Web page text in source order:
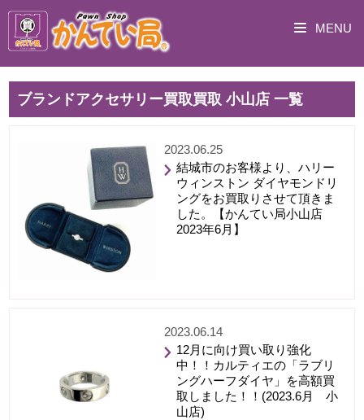
MENU
ブランドアクセサリー買取買取 小山店 一覧
2023.06.25
結城市のお客様より、ハリー
ウィンストン ダイヤモンドリ
ングをお買取りさせて頂きま
した。【かんてい局小山店
2023年6月】
2023.06.14
12月に向け買い取り強化
中！！カルティエの「ラブリ
ングハーフダイヤ」を高額買
取しました！！(2023.6月 小
山店)